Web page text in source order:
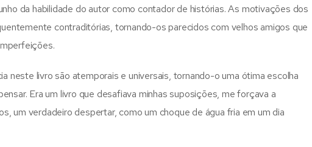
da habilidade do autor como contador de histórias. As motivações dos
contraditórias, tornando-os parecidos com velhos amigos que
neste livro são atemporais e universais, tornando-o uma ótima escolha
Era um livro que desafiava minhas suposições, me forçava a
um verdadeiro despertar, como um choque de água fria em um dia